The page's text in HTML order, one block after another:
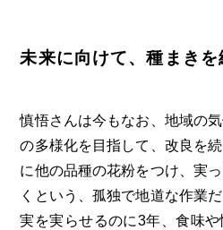
未来に向けて、種まきを
慎悟さんは今もなお、地域の
の多様化を目指して、改良を
に他の品種の花粉をつけ、実
くという、孤独で地道な作業
実を実らせるのに3年、食味